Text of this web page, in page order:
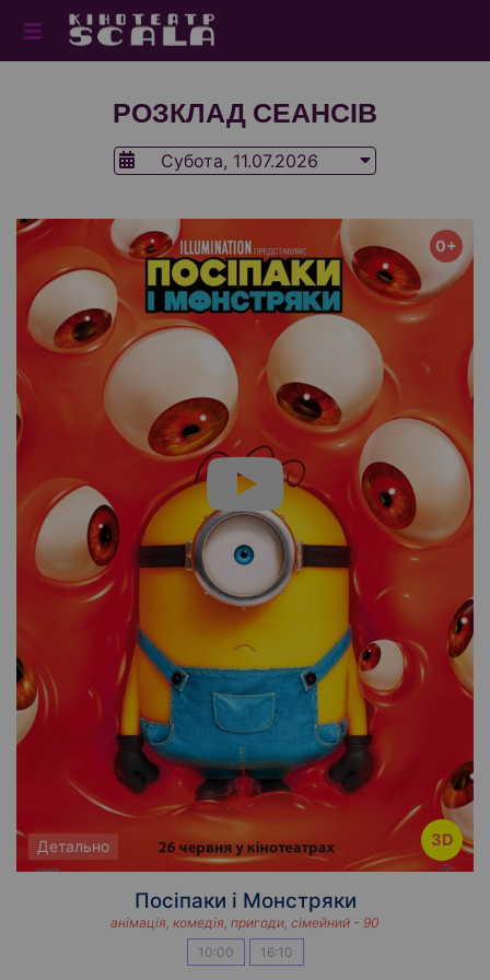
РОЗКЛАД СЕАНСІВ
Субота, 11.07.2026
3D
0+
Детально
Посіпаки і Монстряки
анімація, комедія, пригоди, сімейний - 90
10:00
16:10